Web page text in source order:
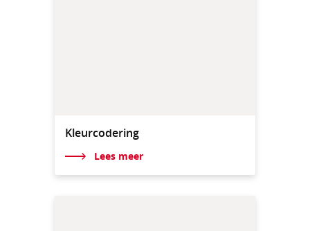
Kleurcodering
Lees meer